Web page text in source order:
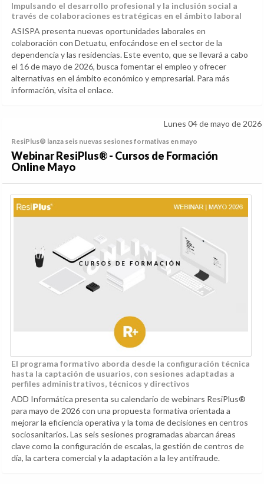
Impulsando el desarrollo profesional y la inclusión social a
través de colaboraciones estratégicas en el ámbito laboral
ASISPA presenta nuevas oportunidades laborales en
colaboración con Detuatu, enfocándose en el sector de la
dependencia y las residencias. Este evento, que se llevará a cabo
el 16 de mayo de 2026, busca fomentar el empleo y ofrecer
alternativas en el ámbito económico y empresarial. Para más
información, visita el enlace.
Lunes 04 de mayo de 2026
ResiPlus® lanza seis nuevas sesiones formativas en mayo
Webinar ResiPlus® - Cursos de Formación
Online Mayo
El programa formativo aborda desde la configuración técnica
hasta la captación de usuarios, con sesiones adaptadas a
perfiles administrativos, técnicos y directivos
ADD Informática presenta su calendario de webinars ResiPlus®
para mayo de 2026 con una propuesta formativa orientada a
mejorar la eficiencia operativa y la toma de decisiones en centros
sociosanitarios. Las seis sesiones programadas abarcan áreas
clave como la configuración de escalas, la gestión de centros de
día, la cartera comercial y la adaptación a la ley antifraude.